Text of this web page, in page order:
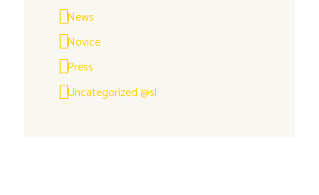
News
Novice
Press
Uncategorized @sl